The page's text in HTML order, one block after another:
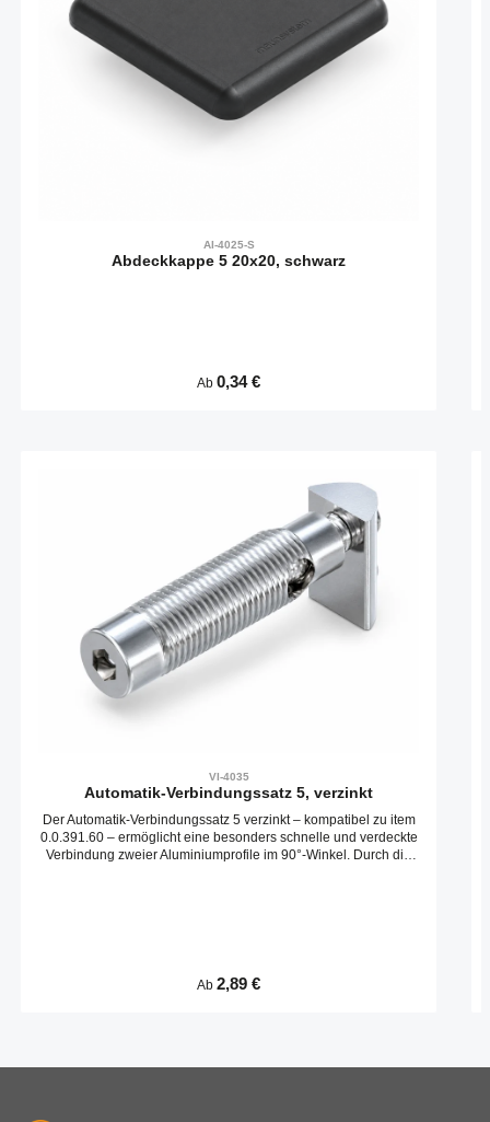
AI-4025-S
Abdeckkappe 5 20x20, schwarz
Regulärer Preis:
Ab 0,34 €
VI-4035
Automatik-Verbindungssatz 5, verzinkt
Der Automatik-Verbindungssatz 5 verzinkt – kompatibel zu item
0.0.391.60 – ermöglicht eine besonders schnelle und verdeckte
Verbindung zweier Aluminiumprofile im 90°-Winkel. Durch die
Dieser Verbindungssatz ist die perfekte Lösung für stabile,
unsichtbare Verbindungen bei kleinen Profilquerschnitten –
Regulärer Preis:
Ab 2,89 €